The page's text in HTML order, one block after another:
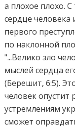
а плохое плохо.
сердце человека
первого
по наклонной
"...Велико зло
мыслей сердца
(Берешит, 6:5).
человек опустит
устремлениям
сможет